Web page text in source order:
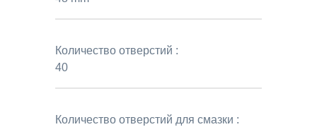
Количество отверстий :
40
Количество отверстий для смазки :